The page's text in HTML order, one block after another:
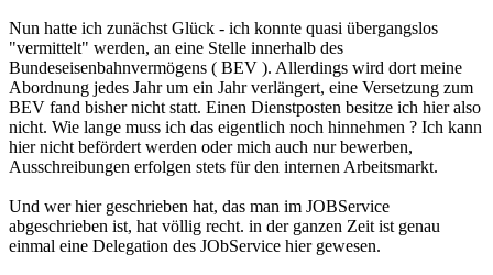
Nun hatte ich zunächst Glück - ich konnte quasi übergangslos
"vermittelt" werden, an eine Stelle innerhalb des
Bundeseisenbahnvermögens ( BEV ). Allerdings wird dort meine
Abordnung jedes Jahr um ein Jahr verlängert, eine Versetzung zum
BEV fand bisher nicht statt. Einen Dienstposten besitze ich hier also
nicht. Wie lange muss ich das eigentlich noch hinnehmen ? Ich kann
hier nicht befördert werden oder mich auch nur bewerben,
Ausschreibungen erfolgen stets für den internen Arbeitsmarkt.
Und wer hier geschrieben hat, das man im JOBService
abgeschrieben ist, hat völlig recht. in der ganzen Zeit ist genau
einmal eine Delegation des JObService hier gewesen.